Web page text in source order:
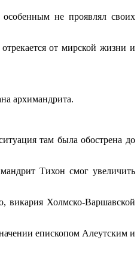
не проявлял своих
от мирской жизни и
архимандрита.
там была обострена до
Тихон смог увеличить
викария Холмско-Варшавской
епископом Алеутским и